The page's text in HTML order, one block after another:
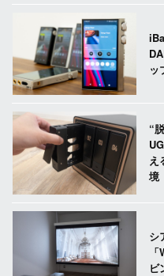
ッ
“
え
境
シ
ビ